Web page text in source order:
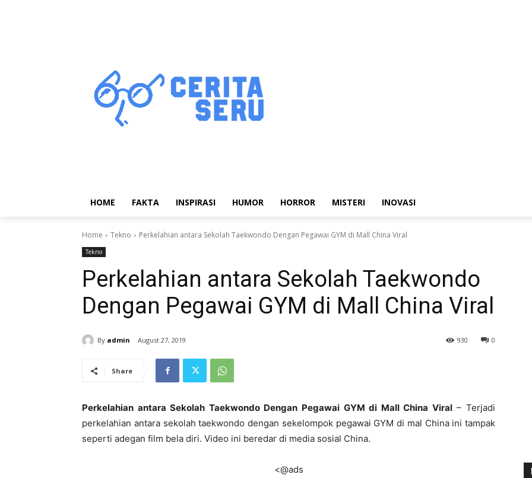
HOME FAKTA INSPIRASI HUMOR HORROR MISTERI INOVASI
Home Tekno Perkelahian antara Sekolah Taekwondo Dengan Pegawai GYM di Mall China Viral
Tekno
Perkelahian antara Sekolah Taekwondo
Dengan Pegawai GYM di Mall China Viral
By admin August 27, 2019 0
930
Share
Perkelahian antara Sekolah Taekwondo Dengan Pegawai GYM di Mall China Viral– Terjadi
perkelahian antara sekolah taekwondo dengan sekelompok pegawai GYM di mal China ini tampak
seperti adegan film bela diri. Video ini beredar di media sosial China.
<@ads